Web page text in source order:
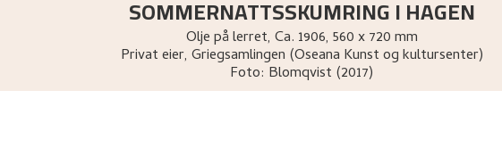
SOMMERNATTSSKUMRING I HAGEN
Olje på lerret, Ca. 1906, 560 x 720 mm
Privat eier, Griegsamlingen (Oseana Kunst og kultursenter)
Foto: Blomqvist (2017)